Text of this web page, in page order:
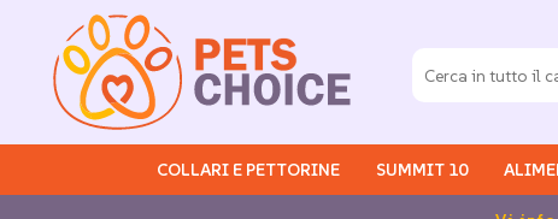
COLLARI E PETTORINE SUMMIT 10